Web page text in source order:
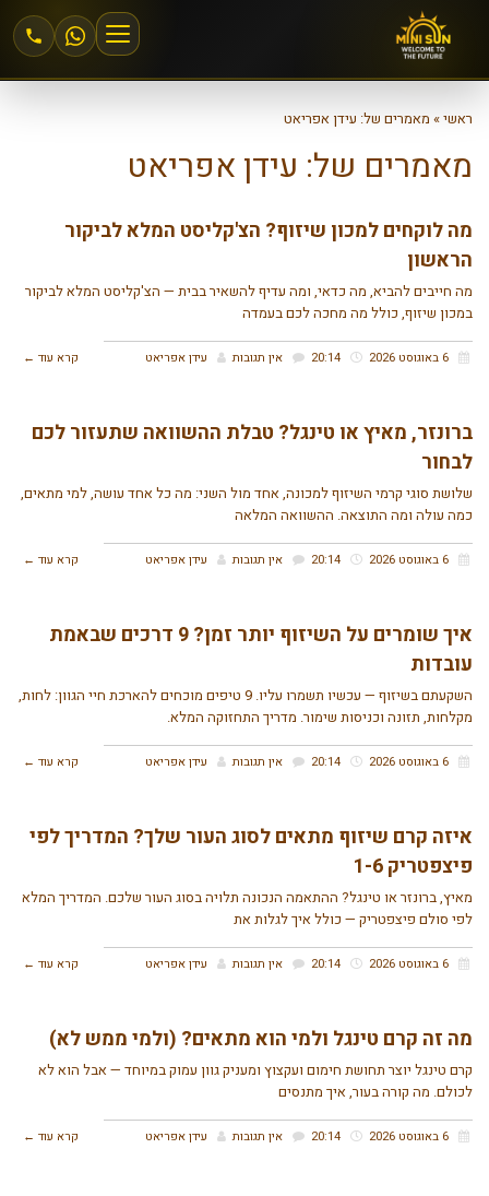
הצטרפות למיני סאן
אזור אישי
מחירים וחבילות
שיזוף 24\6
שיזוף במכונה
קישורים נוספים
אפליקציית MiniSun
צרו קשר
זכיינות
ראשי» מאמרים של: עידן אפריאט
מאמרים של: עידן אפריאט
מה לוקחים למכון שיזוף? הצ'קליסט המלא לביקור
הראשון
מה חייבים להביא, מה כדאי, ומה עדיף להשאיר בבית — הצ'קליסט המלא לביקור
במכון שיזוף, כולל מה מחכה לכם בעמדה
אין תגובות עידן אפריאט קרא עוד ←
ברונזר, מאיץ או טינגל? טבלת ההשוואה שתעזור לכם
לבחור
שלושת סוגי קרמי השיזוף למכונה, אחד מול השני: מה כל אחד עושה, למי מתאים,
כמה עולה ומה התוצאה. ההשוואה המלאה
אין תגובות עידן אפריאט קרא עוד ←
איך שומרים על השיזוף יותר זמן? 9 דרכים שבאמת
עובדות
השקעתם בשיזוף — עכשיו תשמרו עליו. 9 טיפים מוכחים להארכת חיי הגוון: לחות,
מקלחות, תזונה וכניסות שימור. מדריך התחזוקה המלא.
אין תגובות עידן אפריאט קרא עוד ←
איזה קרם שיזוף מתאים לסוג העור שלך? המדריך לפי
פיצפטריק 1-6
מאיץ, ברונזר או טינגל? ההתאמה הנכונה תלויה בסוג העור שלכם. המדריך המלא
לפי סולם פיצפטריק — כולל איך לגלות את
אין תגובות עידן אפריאט קרא עוד ←
מה זה קרם טינגל ולמי הוא מתאים? (ולמי ממש לא)
קרם טינגל יוצר תחושת חימום ועקצוץ ומעניק גוון עמוק במיוחד — אבל הוא לא
לכולם. מה קורה בעור, איך מתנסים
אין תגובות עידן אפריאט קרא עוד ←